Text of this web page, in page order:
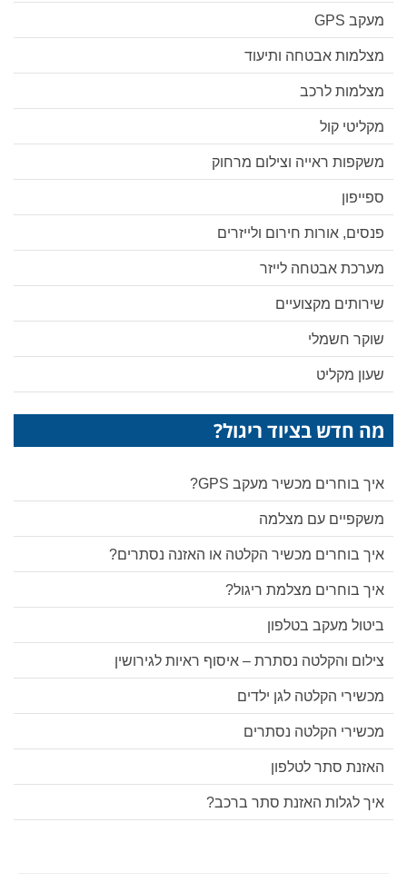
מעקב GPS
מצלמות אבטחה ותיעוד
מצלמות לרכב
מקליטי קול
משקפות ראייה וצילום מרחוק
ספייפון
פנסים, אורות חירום ולייזרים
מערכת אבטחה לייזר
שירותים מקצועיים
שוקר חשמלי
שעון מקליט
מה חדש בציוד ריגול?
איך בוחרים מכשיר מעקב GPS?
משקפיים עם מצלמה
איך בוחרים מכשיר הקלטה או האזנה נסתרים?
איך בוחרים מצלמת ריגול?
ביטול מעקב בטלפון
צילום והקלטה נסתרת – איסוף ראיות לגירושין
מכשירי הקלטה לגן ילדים
מכשירי הקלטה נסתרים
האזנת סתר לטלפון
איך לגלות האזנת סתר ברכב?